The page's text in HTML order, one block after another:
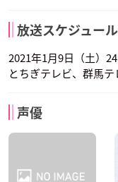
放送スケジュール
2021年1月9日（土）
とちぎテレビ、群馬テ
声優